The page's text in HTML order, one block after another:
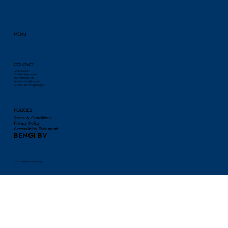
MENU
CONTACT
Einsteinweg 7
3208 KK Spijkenisse
The Netherlands
Spares:sales@bengi.nl
Service:service@bengi.nl
POLICIES
Terms & Conditions
Privacy Policy
Accessibility Statement
BENGI BV
© 2024 By Piek Marketing